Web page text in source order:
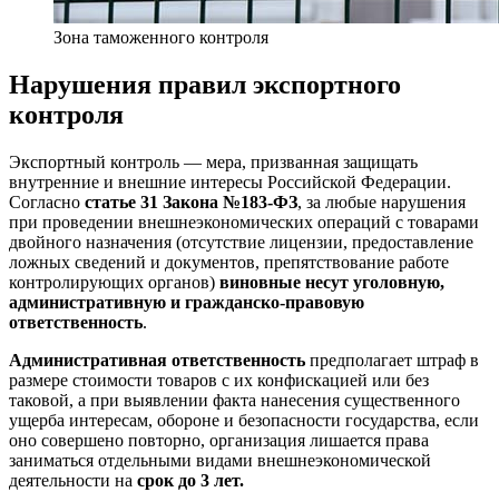
Зона таможенного контроля
Нарушения правил экспортного
контроля
Экспортный контроль — мера, призванная защищать
внутренние и внешние интересы Российской Федерации.
Согласно статье 31 Закона №183-ФЗ, за любые нарушения
при проведении внешнеэкономических операций с товарами
двойного назначения (отсутствие лицензии, предоставление
ложных сведений и документов, препятствование работе
контролирующих органов) виновные несут уголовную,
административную и гражданско-правовую
ответственность.
Административная ответственность предполагает штраф в
размере стоимости товаров с их конфискацией или без
таковой, а при выявлении факта нанесения существенного
ущерба интересам, обороне и безопасности государства, если
оно совершено повторно, организация лишается права
заниматься отдельными видами внешнеэкономической
деятельности на срок до 3 лет.